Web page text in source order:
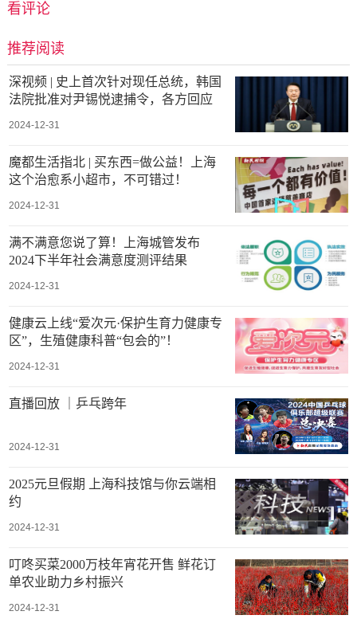
看评论
推荐阅读
深视频 | 史上首次针对现任总统，韩国
法院批准对尹锡悦逮捕令，各方回应
2024-12-31
魔都生活指北 | 买东西=做公益！上海
这个治愈系小超市，不可错过！
2024-12-31
满不满意您说了算！上海城管发布
2024下半年社会满意度测评结果
2024-12-31
健康云上线“爱次元·保护生育力健康专
区”，生殖健康科普“包会的”！
2024-12-31
直播回放 ｜乒乓跨年
2024-12-31
2025元旦假期 上海科技馆与你云端相
约
2024-12-31
叮咚买菜2000万枝年宵花开售 鲜花订
单农业助力乡村振兴
2024-12-31